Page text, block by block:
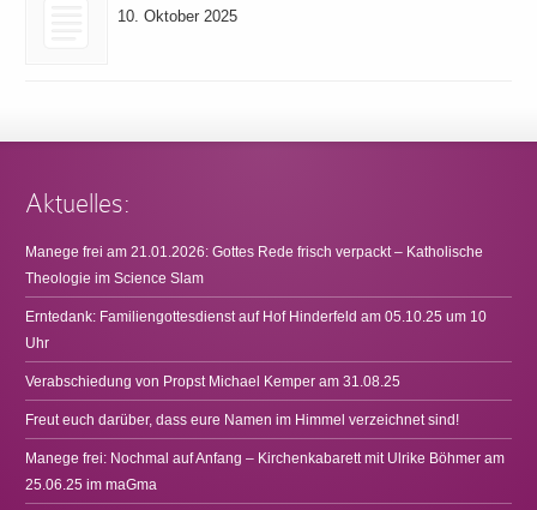
10. Oktober 2025
Aktuelles:
Manege frei am 21.01.2026: Gottes Rede frisch verpackt – Katholische
Theologie im Science Slam
Erntedank: Familiengottesdienst auf Hof Hinderfeld am 05.10.25 um 10
Uhr
Verabschiedung von Propst Michael Kemper am 31.08.25
Freut euch darüber, dass eure Namen im Himmel verzeichnet sind!
Manege frei: Nochmal auf Anfang – Kirchenkabarett mit Ulrike Böhmer am
25.06.25 im maGma